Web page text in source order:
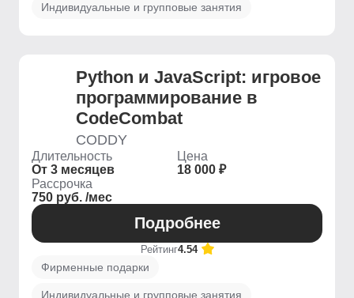
Индивидуальные и групповые занятия
Python и JavaScript: игровое
программирование в
CodeCombat
CODDY
Длительность
От 3 месяцев
Цена
18 000 ₽
Рассрочка
750 руб. /мес
Подробнее
Рейтинг4.54
Фирменные подарки
Индивидуальные и групповые занятия